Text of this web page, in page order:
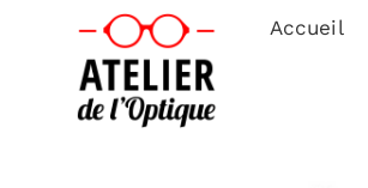
Accueil